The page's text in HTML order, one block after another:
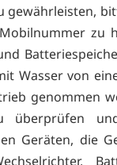
gewährleisten,
zu
Wasser von
genommen
überprüfen
Geräten, die